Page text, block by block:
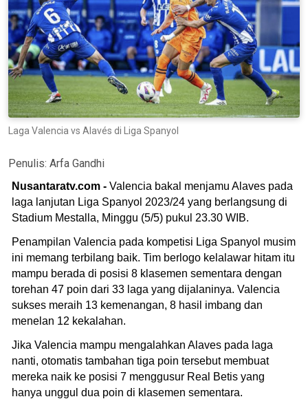
Laga Valencia vs Alavés di Liga Spanyol
Penulis: Arfa Gandhi
Nusantaratv.com - Valencia bakal menjamu Alaves pada
laga lanjutan Liga Spanyol 2023/24 yang berlangsung di
Stadium Mestalla, Minggu (5/5) pukul 23.30 WIB.
Penampilan Valencia pada kompetisi Liga Spanyol musim
ini memang terbilang baik. Tim berlogo kelalawar hitam itu
mampu berada di posisi 8 klasemen sementara dengan
torehan 47 poin dari 33 laga yang dijalaninya. Valencia
sukses meraih 13 kemenangan, 8 hasil imbang dan
menelan 12 kekalahan.
Jika Valencia mampu mengalahkan Alaves pada laga
nanti, otomatis tambahan tiga poin tersebut membuat
mereka naik ke posisi 7 menggusur Real Betis yang
hanya unggul dua poin di klasemen sementara.